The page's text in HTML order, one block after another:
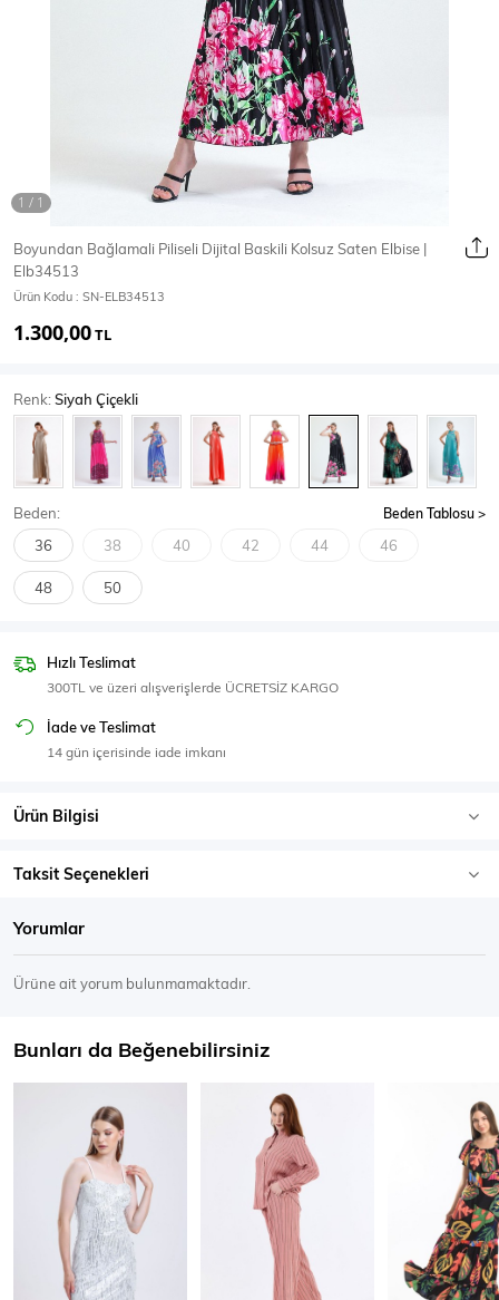
Mont & Kaban Yağmurluk
T-Shirt
BODY
Atlet Crop & Büstiyer
SPOR GİYİM
Boyundan Bağlamali Piliseli Dijital Baskili Kolsuz Saten Elbise |
Elb34513
Ürün Kodu : SN-ELB34513
1.300,00TL
Renk:Siyah Çiçekli
Beden: Beden Tablosu
36 38 40 42 44 46
48 50
Hızlı Teslimat
300TL ve üzeri alışverişlerde ÜCRETSİZ KARGO
İade ve Teslimat
14 gün içerisinde iade imkanı
Ürün Bilgisi
Taksit Seçenekleri
Yorumlar
Ürüne ait yorum bulunmamaktadır.
Bunları da Beğenebilirsiniz